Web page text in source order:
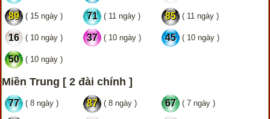
89 ( 15 ngày ) 71 ( 11 ngày ) 85 ( 11 ngày )
16 ( 10 ngày ) 37 ( 10 ngày ) 45 ( 10 ngày )
50 ( 10 ngày )
Miền Trung [ 2 đài chính ]
77 ( 8 ngày ) 87 ( 8 ngày ) 67 ( 7 ngày )